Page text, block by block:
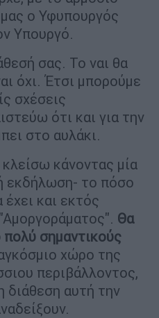
μας ο Υφυπουργός
Υπουργό.
σας. Το ναι θα
όχι. Έτσι μπορούμε
σχέσεις
ότι και για την
στο αυλάκι.
κάνοντας μία
εκδήλωση- το πόσο
και εκτός
Θα
πολύ σημαντικούς
χώρο της
περιβάλλοντος,
διάθεση αυτή την